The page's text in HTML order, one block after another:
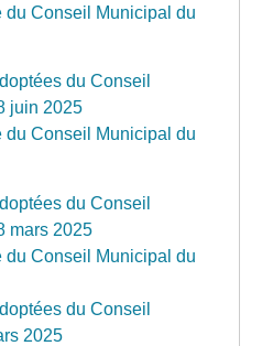
du Conseil Municipal du
du Conseil
juin 2025
du Conseil Municipal du
du Conseil
mars 2025
du Conseil Municipal du
du Conseil
2025